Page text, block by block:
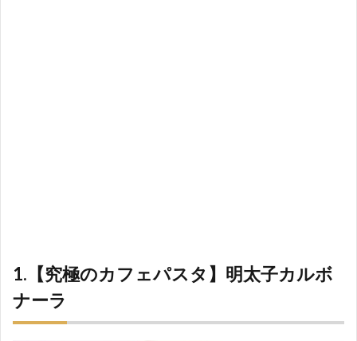
1.【究極のカフェパスタ】明太子カルボ
ナーラ